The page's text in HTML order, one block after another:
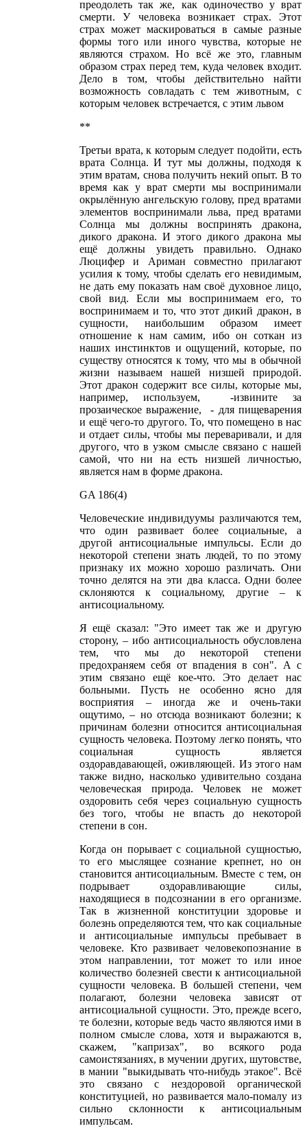
преодолеть так же, как одиночество у врат
смерти. У человека возникает страх. Этот
страх может маскироваться в самые разные
формы того или иного чувства, которые не
являются страхом. Но всё же это, главным
образом страх перед тем, куда человек входит.
Дело в том, чтобы действительно найти
возможность совладать с тем животным, с
которым человек встречается, с этим львом
**
Третьи врата, к которым следует подойти, есть
врата Солнца. И тут мы должны, подходя к
этим вратам, снова получить некий опыт. В то
время как у врат смерти мы воспринимали
окрылённую ангельскую голову, пред вратами
элементов воспринимали льва, пред вратами
Солнца мы должны воспринять дракона,
дикого дракона. И этого дикого дракона мы
ещё должны увидеть правильно. Однако
Люцифер и Ариман совместно прилагают
усилия к тому, чтобы сделать его невидимым,
не дать ему показать нам своё духовное лицо,
свой вид. Если мы воспринимаем его, то
воспринимаем и то, что этот дикий дракон, в
сущности, наибольшим образом имеет
отношение к нам самим, ибо он соткан из
наших инстинктов и ощущений, которые, по
существу относятся к тому, что мы в обычной
жизни называем нашей низшей природой.
Этот дракон содержит все силы, которые мы,
например, используем, -извините за
прозаическое выражение, - для пищеварения
и ещё чего-то другого. То, что помещено в нас
и отдает силы, чтобы мы переваривали, и для
другого, что в узком смысле связано с нашей
самой, что ни на есть низшей личностью,
является нам в форме дракона.
GA 186(4)
Человеческие индивидуумы различаются тем,
что один развивает более социальные, а
другой антисоциальные импульсы. Если до
некоторой степени знать людей, то по этому
признаку их можно хорошо различать. Они
точно делятся на эти два класса. Одни более
склоняются к социальному, другие – к
антисоциальному.
Я ещё сказал: "Это имеет так же и другую
сторону, – ибо антисоциальность обусловлена
тем, что мы до некоторой степени
предохраняем себя от впадения в сон". А с
этим связано ещё кое-что. Это делает нас
больными. Пусть не особенно ясно для
восприятия – иногда же и очень-таки
ощутимо, – но отсюда возникают болезни; к
причинам болезни относится антисоциальная
сущность человека. Поэтому легко понять, что
социальная сущность является
оздоравдавающей, оживляющей. Из этого нам
также видно, насколько удивительно создана
человеческая природа. Человек не может
оздоровить себя через социальную сущность
без того, чтобы не впасть до некоторой
степени в сон.
Когда он порывает с социальной сущностью,
то его мыслящее сознание крепнет, но он
становится антисоциальным. Вместе с тем, он
подрывает оздоравливающие силы,
находящиеся в подсознании в его организме.
Так в жизненной конституции здоровье и
болезнь определяются тем, что как социальные
и антисоциальные импульсы пребывает в
человеке. Кто развивает человекопознание в
этом направлении, тот может то или иное
количество болезней свести к антисоциальной
сущности человека. В большей степени, чем
полагают, болезни человека зависят от
антисоциальной сущности. Это, прежде всего,
те болезни, которые ведь часто являются ими в
полном смысле слова, хотя и выражаются в,
скажем, "капризах", во всякого рода
самоистязаниях, в мучении других, шутовстве,
в мании "выкидывать что-нибудь этакое". Всё
это связано с нездоровой органической
конституцией, но развивается мало-помалу из
сильно склонности к антисоциальным
импульсам.